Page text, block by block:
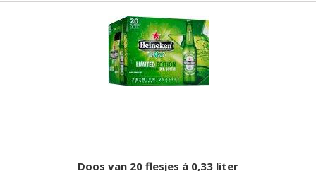
Doos van 20 flesjes á 0,33 liter